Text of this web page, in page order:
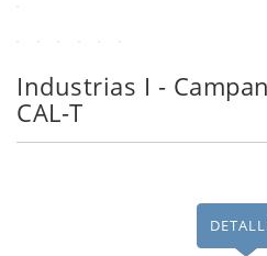
Industrias I -
CAL-T